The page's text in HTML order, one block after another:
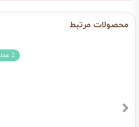
2 عددی